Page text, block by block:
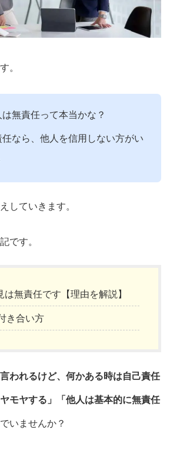
。
は無責任って本当かな？
任なら、他人を信用しない方がい
していきます。
です。
は無責任です【理由を解説】
き合い方
われるけど、何かある時は自己責任
モヤする」「他人は基本的に無責任
いませんか？